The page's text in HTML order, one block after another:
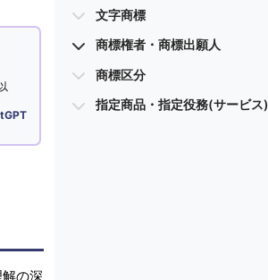
の深
文字商標
商標権者・商標出願人
商標区分
指定商品・指定役務(サービス)